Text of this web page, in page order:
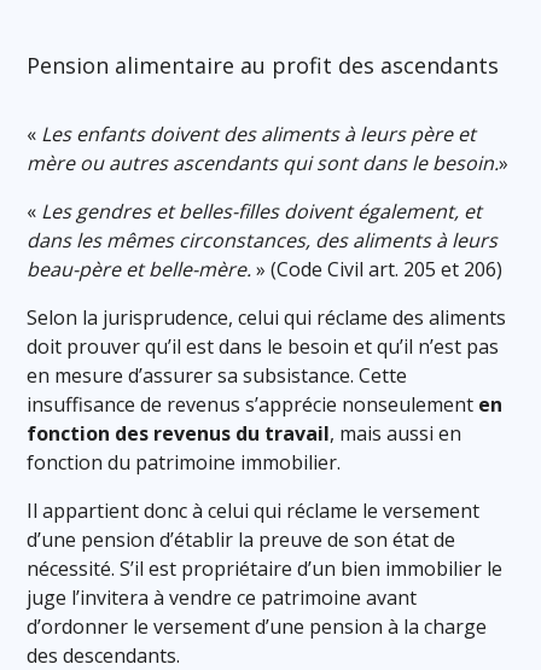
Pension alimentaire au profit des ascendants
« Les enfants doivent des aliments à leurs père et
mère ou autres ascendants qui sont dans le besoin.»
« Les gendres et belles-filles doivent également, et
dans les mêmes circonstances, des aliments à leurs
beau-père et belle-mère. » (Code Civil art. 205 et 206)
Selon la jurisprudence, celui qui réclame des aliments
doit prouver qu’il est dans le besoin et qu’il n’est pas
en mesure d’assurer sa subsistance. Cette
insuffisance de revenus s’apprécie nonseulement en
fonction des revenus du travail, mais aussi en
fonction du patrimoine immobilier.
Il appartient donc à celui qui réclame le versement
d’une pension d’établir la preuve de son état de
nécessité. S’il est propriétaire d’un bien immobilier le
juge l’invitera à vendre ce patrimoine avant
d’ordonner le versement d’une pension à la charge
des descendants.